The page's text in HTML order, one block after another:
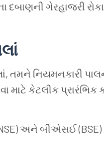
દબાણની ગેરહાજરી
તમને નિયમનકારી
માટે કેટલીક
અને બીએસઈ (BSE)